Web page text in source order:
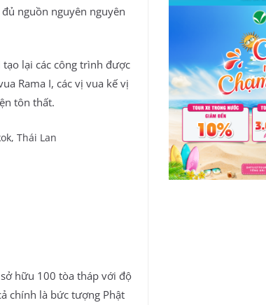
nguồn nguyên nguyên
lại các công trình được
Rama I, các vị vua kế vị
tôn thất.
Thái Lan
hữu 100 tòa tháp với độ
chính là bức tượng Phật